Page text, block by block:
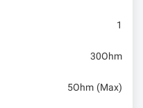
1
30Ohm
5Ohm (Max)